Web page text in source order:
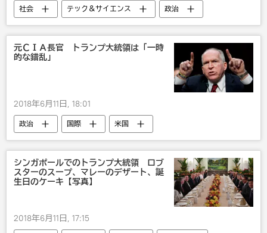
社会 テック＆サイエンス
政治
国際
アジア
中国
武器・兵器
軍事
元ＣＩＡ長官 トランプ大統領は「一時
的な錯乱」
2018年6月11日, 18:01
政治 国際
米国
ドナルド・トランプ
中央情報局
シンガポールでのトランプ大統領 ロブ
スターのスープ、マレーのデザート、誕
生日のケーキ【写真】
2018年6月11日, 17:15